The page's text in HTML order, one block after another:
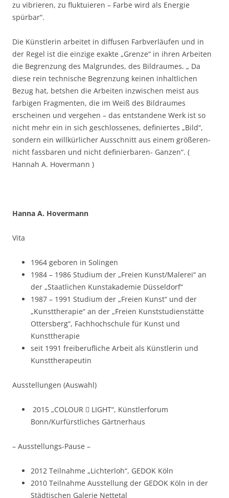
zu vibrieren, zu fluktuieren – Farbe wird als Energie
spürbar“.
Die Künstlerin arbeitet in diffusen Farbverläufen und in
der Regel ist die einzige exakte „Grenze“ in ihren Arbeiten
die Begrenzung des Malgrundes, des Bildraumes. „ Da
diese rein technische Begrenzung keinen inhaltlichen
Bezug hat, betshen die Arbeiten inzwischen meist aus
farbigen Fragmenten, die im Weiß des Bildraumes
erscheinen und vergehen – das entstandene Werk ist so
nicht mehr ein in sich geschlossenes, definiertes „Bild“,
sondern ein willkürlicher Ausschnitt aus einem größeren-
nicht fassbaren und nicht definierbaren- Ganzen“. (
Hannah A. Hovermann )
Hanna A. Hovermann
Vita
1964 geboren in Solingen
1984 – 1986 Studium der „Freien Kunst/Malerei“ an
der „Staatlichen Kunstakademie Düsseldorf“
1987 – 1991 Studium der „Freien Kunst“ und der
„Kunsttherapie“ an der „Freien Kunststudienstätte
Ottersberg“, Fachhochschule für Kunst und
Kunsttherapie
seit 1991 freiberufliche Arbeit als Künstlerin und
Kunsttherapeutin
Ausstellungen (Auswahl)
2015 „COLOUR  LIGHT“, Künstlerforum
Bonn/Kurfürstliches Gärtnerhaus
– Ausstellungs-Pause –
2012 Teilnahme „Lichterloh“, GEDOK Köln
2010 Teilnahme Ausstellung der GEDOK Köln in der
Städtischen Galerie Nettetal